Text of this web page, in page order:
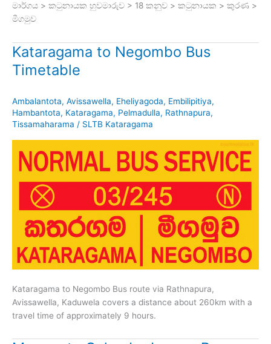
මාර්ගය > කටුනායක හුවමාරුව > 18 කනුව > කටුනායක > කුරණ >
මීගමුව
Kataragama to Negombo Bus
Timetable
Ambalantota, Avissawella, Eheliyagoda, Embilipitiya,
Hambantota, Kataragama, Pelmadulla, Rathnapura,
Tissamaharama / SLTB Kataragama
Kataragama to Negombo Bus route via Rathnapura,
Avissawella, Kaduwela covers a distance about 260km with a
travel time of approximately 9 hours.